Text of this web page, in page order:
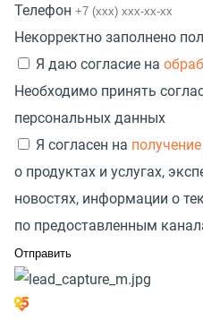
Телефон
Некорректно заполнено
Я даю согласие на
Необходимо принять
персональных данных
Я согласен на
о продуктах и услугах,
новостях, информации о
по предоставленным